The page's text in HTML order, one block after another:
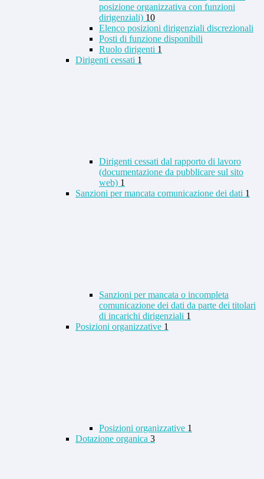
posizione organizzativa con funzioni
dirigenziali) 10
Elenco posizioni dirigenziali discrezionali
Posti di funzione disponibili
Ruolo dirigenti 1
Dirigenti cessati 1
Dirigenti cessati dal rapporto di lavoro
(documentazione da pubblicare sul sito
web) 1
Sanzioni per mancata comunicazione dei dati 1
Sanzioni per mancata o incompleta
comunicazione dei dati da parte dei titolari
di incarichi dirigenziali 1
Posizioni organizzative 1
Posizioni organizzative 1
Dotazione organica 3